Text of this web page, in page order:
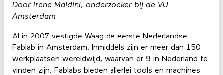
Door Irene Maldini, onderzoeker bij de VU
Amsterdam
Al in 2007 vestigde Waag de eerste Nederlandse
Fablab in Amsterdam. Inmiddels zijn er meer dan 150
werkplaatsen wereldwijd, waarvan er 9 in Nederland te
vinden zijn. Fablabs bieden allerlei tools en machines